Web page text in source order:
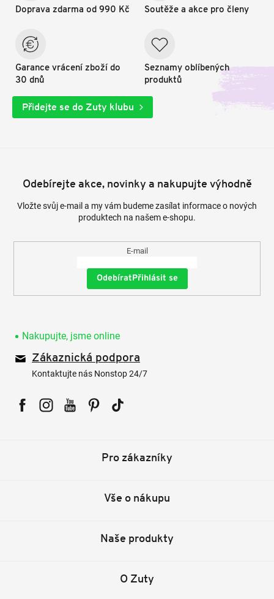
Doprava zdarma od 990 Kč
Garance vrácení zboží do
30 dnů
Soutěže a akce pro členy
Seznamy oblíbených
produktů
Přidejte se do Zuty klubu
Odebírejte akce, novinky a nakupujte výhodně
Vložte svůj e-mail a my vám budeme zasílat informace o nových
produktech na našem e-shopu.
E-mail
Přihlásit se
Nakupujte, jsme online
Zákaznická podpora
Kontaktujte nás Nonstop 24/7
Pro zákazníky
Vše o nákupu
Naše produkty
O Zuty